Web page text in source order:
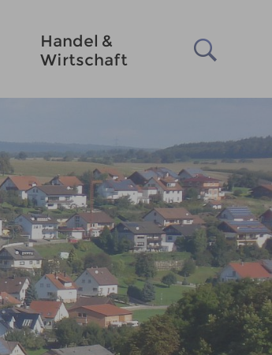
Handel &
Wirtschaft